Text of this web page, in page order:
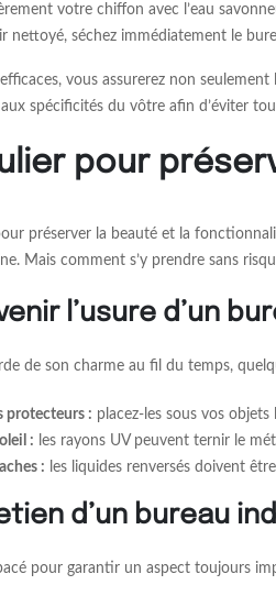
votre chiffon avec l’eau
nettoyé, séchez immédiatement le
vous assurerez non
spécificités du vôtre afin d’éviter
pour
préserver la beauté et la
Mais comment s’y prendre sans
l’usure d’un
de son charme au fil du temps,
protecteurs : placez-les sous vos
: les rayons UV peuvent ternir le
: les liquides renversés doivent
d’un bureau
pour garantir un aspect toujours